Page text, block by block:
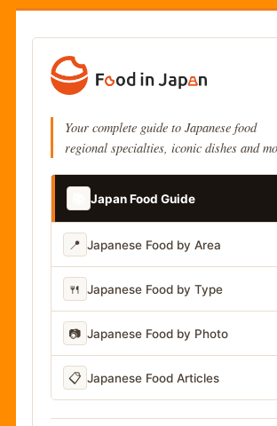
Your complete guide to Japanese food
regional specialties, iconic dishes and
Japan Food Guide
📍 Japanese Food by Area
🍴 Japanese Food by Type
📷 Japanese Food by Photo
📋 Japanese Food Articles